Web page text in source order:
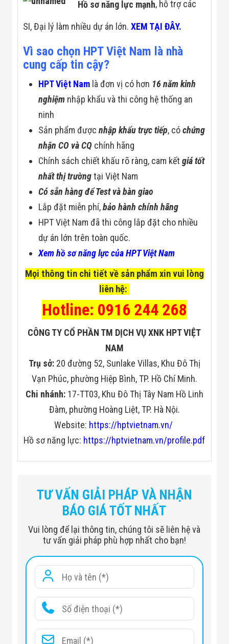
Hồ sơ năng lực mạnh, hỗ trợ các
SI, Đại lý làm nhiều dự án lớn.XEM TẠI ĐÂY.
Vì sao chọn HPT Việt Nam là nhà
cung cấp tin cậy?
HPT Việt Nam là đơn vị có hơn 16 năm kinh
nghiệm nhập khẩu và thi công hệ thống an
ninh
Sản phẩm đượcnhập khẩu trực tiếp, cóchứng
nhận CO và CQ chính hãng
Chính sách chiết khấu rõ ràng, cam kếtgiá tốt
nhất thị trườngtại Việt Nam
Có sẵn hàng để Test và bàn giao
Lắp đặt miễn phí,bảo hành chính hãng
HPT Việt Nam đã thi công lắp đặt cho nhiều
dự án lớn trên toàn quốc.
Xem hồ sơ năng lực của HPT Việt Nam
Mọi thông tin chi tiết về sản phẩm xin vui lòng
liên hệ:
Hotline: 0916 244 268
CÔNG TY CỔ PHẦN TM DỊCH VỤ XNK HPT VIỆT
NAM
Trụ sở: 20 đường 52, Sunlake Villas, Khu Đô Thị
Vạn Phúc, phường Hiệp Bình, TP. Hồ Chí Minh.
Chi nhánh:17-TT03, Khu Đô Thị Tây Nam Hồ Linh
Đàm, phường Hoàng Liệt, TP. Hà Nội.
Website: https://hptvietnam.vn/
Hồ sơ năng lực: https://hptvietnam.vn/profile.pdf
TƯ VẤN GIẢI PHÁP VÀ NHẬN
BÁO GIÁ TỐT NHẤT
Vui lòng để lại thông tin, chúng tôi sẽ liên hệ và
tư vấn giải pháp phù hợp nhất cho bạn!